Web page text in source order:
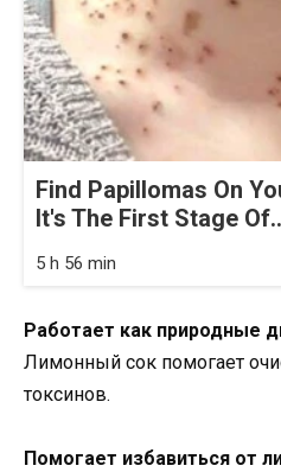
Find Papillomas On
It's The First Stage
5 h 56 min
Работает как природные
Лимонный сок помогает
токсинов.
Помогает избавиться от